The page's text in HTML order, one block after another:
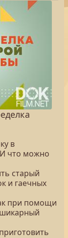
в
что можно
старый
и гаечных
при помощи